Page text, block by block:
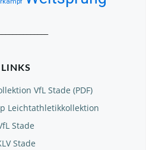
LINKS
VfL Stade (PDF)
Leichtathletikkollektion
Stade
Stade